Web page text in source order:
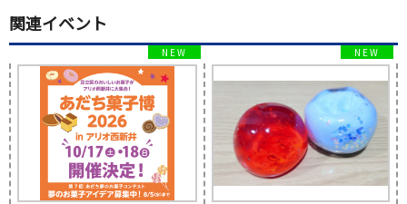
関連イベント